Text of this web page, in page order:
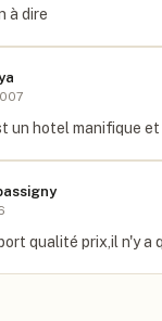
à dire
un hotel manifique et
qualité prix,il n'y a